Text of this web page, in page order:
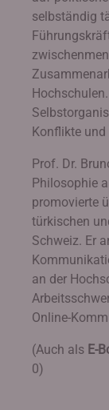
selbständig
Konflikte und
Prof. Dr.
Philosophie
promovierte
türkischen
Schweiz. Er
an der
Online-
(Auch als E-
0)